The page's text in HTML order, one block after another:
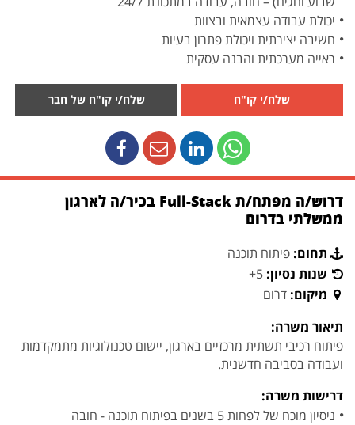
יכולת עבודה עצמאית ובצוות
חשיבה יצירתית ויכולת פתרון בעיות
ראייה מערכתית והבנה עסקית
שלח/י קו"ח שלח/י קו"ח של חבר
דרוש/ה מפתח/ת Full-Stack בכיר/ה לארגון
ממשלתי בדרום
תחום: פיתוח תוכנה
שנות נסיון: 5+
מיקום: דרום
תיאור משרה:
פיתוח רכיבי תשתית מרכזיים בארגון, יישום טכנולוגיות מתמקדמות
ועבודה בסביבה חדשנית.
דרישות משרה:
ניסיון מוכח של לפחות 5 בשנים בפיתוח תוכנה - חובה